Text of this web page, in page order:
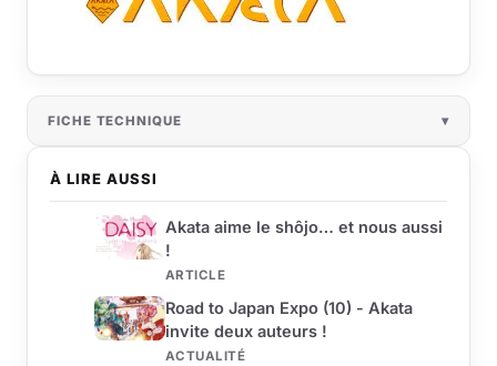
À LIRE AUSSI
Akata aime le shôjo… et nous aussi
!
ARTICLE
Road to Japan Expo (10) - Akata
invite deux auteurs !
ACTUALITÉ
FICHE TECHNIQUE